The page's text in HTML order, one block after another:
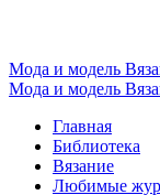
Мода и модель
Мода и модель
Главная
Библиотека
Вязание
Любимые